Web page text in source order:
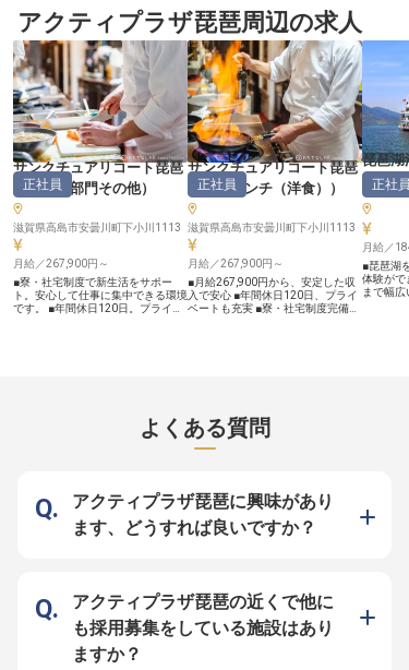
ットホームな雰囲気のホテルが魅
力。国定公園内の豊かな自然に囲ま
れた環境で、経営力・管理力をさら
に磨きながら、お客様に最高のおも
てなしを提供しましょう。あなたの
経験と情熱で、特別なひとときを創
り出してみませんか？※この求人は
2024年7月10日時点の情報です。
お客様に忘れられないひとときをお
届けするため、日々心を込めたサー
ビスを提供しています。 フロント
マネージャー候補として、チェック
イン・チェックアウト業務から予約
管理、お客様へのご案内まで、多岐
にわたる業務を通じてお客様の旅を
最高の思い出にするお手伝いをお願
いします。 お客様一人ひとりに寄
り添い、細やかな気配りで感動を創
造する、そんなおもてなしのプロフ
ェッショナルを目指しませんか。
ーー【働きやすさと成長を支える充
実の環境】 当施設では、従業員が
安心して長く働ける環境を大切にし
ています。 時間外勤務がなく、年
間休日も114日と充実しており、プ
ライベートとの両立が可能です。ま
た、寮制度や従業員食堂、制服クリ
ーニング無料など、日々の生活をサ
ポートする福利厚生も整っていま
す。リーダー経験を活かし、ホテル
業界でのキャリアを築きたい方、語
学力を活かしたい方も大歓迎です。
OTA、
アクティプラザ琵琶周辺の求人
サンクチュアリコート琵琶
湖（調理部門その他）
正社員
滋賀県高島市安曇川町下小川1113
月給／267,900円～
■寮・社宅制度で新生活をサポー
ト。安心して仕事に集中できる環境
です。 ■年間休日120日。プライベ
創造する大切な役割です。 琵琶湖
の豊かな自然に囲まれたこの場所
おもてなしの精神を大切にし、最高
の料理とサービスで感動を提供しま
しょう。 あなたの技術と情熱が、
お客様の笑顔に直結します。 ーー
宅制度、充実した福利厚生は、あな
たの生活をしっかりとサポート。洋
食調理の経験を活かし、さらなるス
キルアップを目指せる研修制度も充
実しています。経験豊富な先輩社員
と共に、おもてなしのプロフェッシ
サンクチュアリコート琵琶
湖（フレンチ（洋食） ）
正社員
滋賀県高島市安曇川町下小川1113
月給／267,900円～
■月給267,900円から、安定した収
入で安心 ■年間休日120日、プライ
ベートも充実 ■寮・社宅制度完備、
「おもてなしの心」そのもの。旬の
食材を活かし、五感で楽しんでいた
だける一皿一皿を丁寧に創り上げ、
働ける、充実したサポート体制】
私たちは、働く皆様が安心して長く
活躍できる環境を大切にしていま
す。寮・社宅制度をはじめ、住宅手
境です。あなたの経験と情熱を、ぜ
ひここで活かしてください。
※2025年12月19日時点の情報です
琵琶湖
部門そ
正社員
月給／
■琵琶湖
体験がで
まで幅
あなたの
ます】
イフステ
よくある質問
アクティプラザ琵琶に興味があり
ます、どうすれば良いですか？
アクティプラザ琵琶の近くで他に
も採用募集をしている施設はあり
ますか？